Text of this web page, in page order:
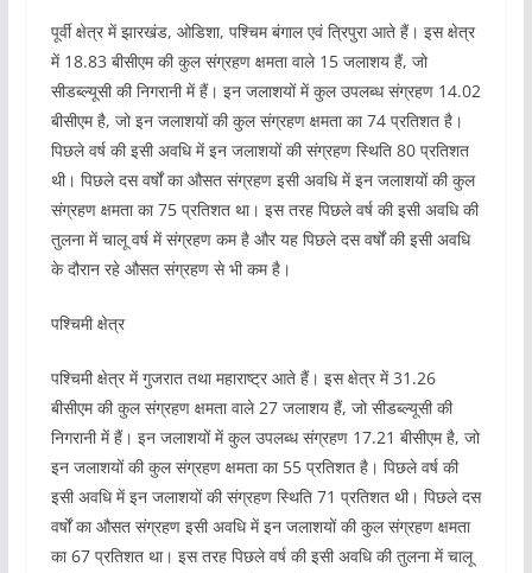
पूर्वी क्षेत्र में झारखंड, ओडिशा, पश्चिम बंगाल एवं त्रिपुरा आते हैं। इस क्षेत्र
में 18.83 बीसीएम की कुल संग्रहण क्षमता वाले 15 जलाशय हैं, जो
सीडब्ल्यूसी की निगरानी में हैं। इन जलाशयों में कुल उपलब्ध संग्रहण 14.02
बीसीएम है, जो इन जलाशयों की कुल संग्रहण क्षमता का 74 प्रतिशत है।
पिछले वर्ष की इसी अवधि में इन जलाशयों की संग्रहण स्थिति 80 प्रतिशत
थी। पिछले दस वर्षों का औसत संग्रहण इसी अवधि में इन जलाशयों की कुल
संग्रहण क्षमता का 75 प्रतिशत था। इस तरह पिछले वर्ष की इसी अवधि की
तुलना में चालू वर्ष में संग्रहण कम है और यह पिछले दस वर्षों की इसी अवधि
के दौरान रहे औसत संग्रहण से भी कम है।
पश्चिमी क्षेत्र
पश्चिमी क्षेत्र में गुजरात तथा महाराष्ट्र आते हैं। इस क्षेत्र में 31.26
बीसीएम की कुल संग्रहण क्षमता वाले 27 जलाशय हैं, जो सीडब्ल्यूसी की
निगरानी में हैं। इन जलाशयों में कुल उपलब्ध संग्रहण 17.21 बीसीएम है, जो
इन जलाशयों की कुल संग्रहण क्षमता का 55 प्रतिशत है। पिछले वर्ष की
इसी अवधि में इन जलाशयों की संग्रहण स्थिति 71 प्रतिशत थी। पिछले दस
वर्षों का औसत संग्रहण इसी अवधि में इन जलाशयों की कुल संग्रहण क्षमता
का 67 प्रतिशत था। इस तरह पिछले वर्ष की इसी अवधि की तुलना में चालू